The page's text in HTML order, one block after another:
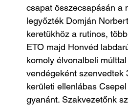
csapat összecsapásán a
legyőzték Domján
keretükhöz a rutinos,
ETO majd Honvéd
komoly élvonalbeli
vendégeként szenvedtek
kerületi ellenlábas
gyanánt. Szakvezetőnk